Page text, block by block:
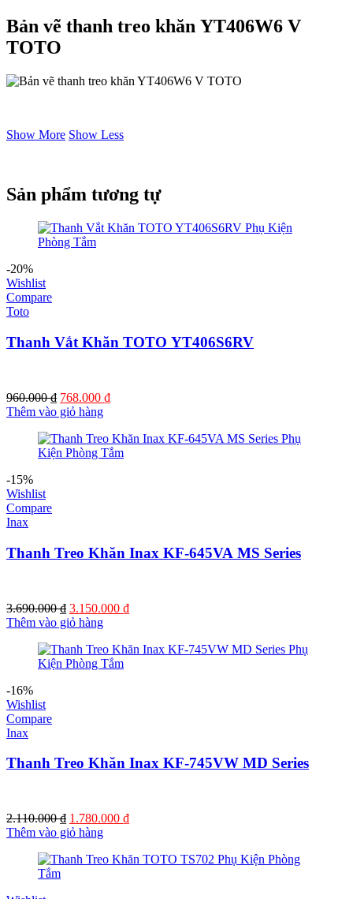
Bản vẽ thanh treo khăn YT406W6 V
TOTO
Show More Show Less
Sản phẩm tương tự
-20%
Wishlist
Compare
Toto
Thanh Vắt Khăn TOTO YT406S6RV
960.000₫ Giá
gốc
960.000 ₫.
768.000 ₫Giá
là:
768.000 ₫.
Thêm vào giỏ hàng
-15%
Wishlist
Compare
Inax
Thanh Treo Khăn Inax KF-645VA MS Series
3.690.000₫ Giá
gốc
3.690.000 ₫.
3.150.000 ₫Giá
là:
Thêm vào giỏ hàng
-16%
Wishlist
Compare
Inax
Thanh Treo Khăn Inax KF-745VW MD Series
2.110.000₫ Giá
gốc
2.110.000 ₫.
1.780.000 ₫Giá
là:
Thêm vào giỏ hàng